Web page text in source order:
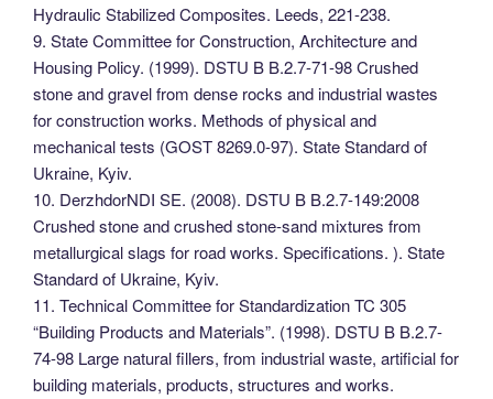
Hydraulic Stabilized Composites. Leeds, 221-238.
9. State Committee for Construction, Architecture and
Housing Policy. (1999). DSTU B B.2.7-71-98 Crushed
stone and gravel from dense rocks and industrial wastes
for construction works. Methods of physical and
mechanical tests (GOST 8269.0-97). State Standard of
Ukraine, Kyiv.
10. DerzhdorNDI SE. (2008). DSTU B B.2.7-149:2008
Crushed stone and crushed stone-sand mixtures from
metallurgical slags for road works. Specifications. ). State
Standard of Ukraine, Kyiv.
11. Technical Committee for Standardization TC 305
“Building Products and Materials”. (1998). DSTU B B.2.7-
74-98 Large natural fillers, from industrial waste, artificial for
building materials, products, structures and works.